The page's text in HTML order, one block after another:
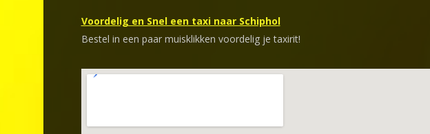
Voordelig en Snel een taxi naar Schiphol
Bestel in een paar muisklikken voordelig je taxirit!